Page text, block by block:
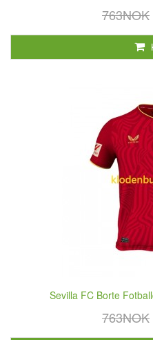
763NOK
Sevilla FC Borte
763NOK